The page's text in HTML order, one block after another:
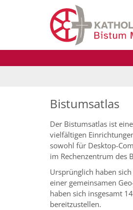
Bistumsatlas
Der Bistumsatlas ist
vielfältigen
sowohl für Desktop-
im Rechenzentrum des
Ursprünglich haben
einer gemeinsamen
haben sich insgesamt
bereitzustellen.